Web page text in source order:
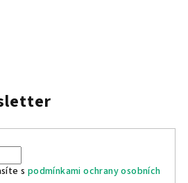
s podmínkami ochrany osobních